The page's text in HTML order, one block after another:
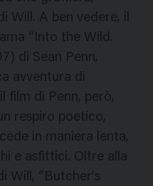
Will. A ben vedere, il
“Into the Wild.
di Sean Penn,
avventura di
film di Penn, però,
respiro poetico,
in maniera lenta,
e asfittici. Oltre alla
Will, “Butcher’s